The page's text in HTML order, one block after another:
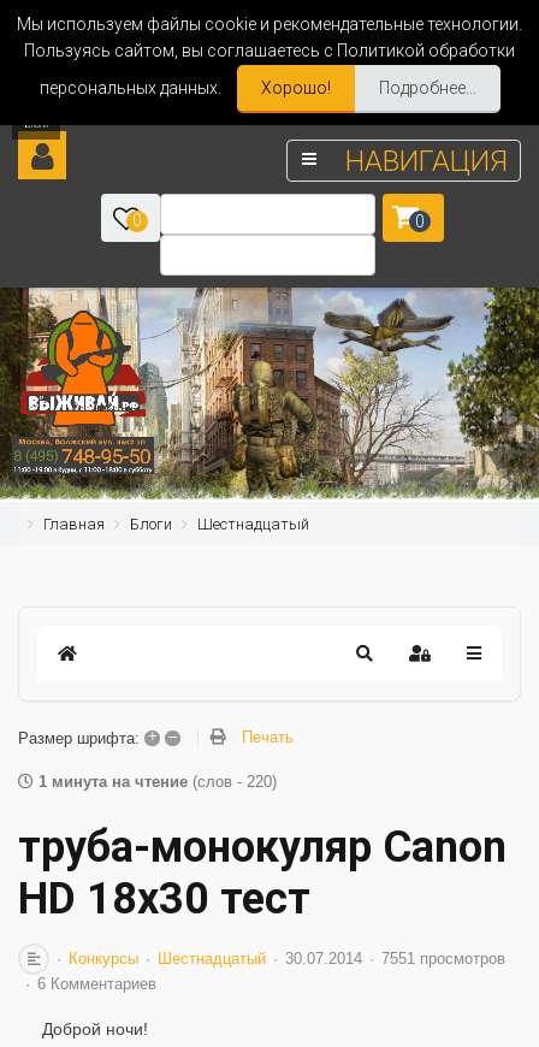
Мы используем файлы cookie и рекомендательные технологии.
Пользуясь сайтом, вы соглашаетесь с Политикой обработки
персональных данных.
Хорошо! Подробнее...
НАВИГАЦИЯ
0 0
Главная Блоги Шестнадцатый
Размер шрифта: + – Печать
1 минута на чтение (слов - 220)
труба-монокуляр Canon
HD 18х30 тест
Конкурсы Шестнадцатый 30.07.2014
7551 просмотров
6 Комментариев
Доброй ночи!